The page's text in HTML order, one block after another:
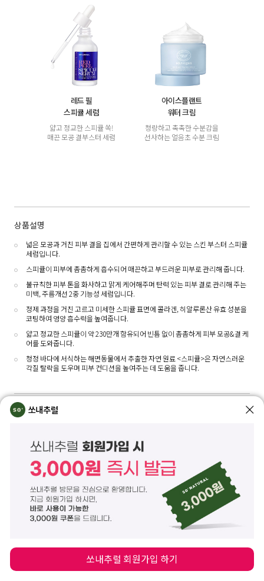
레드 필
스피큘 세럼
얇고 정교한 스피큘 쏙!
매끈 모공 결부스터 세럼
아이스플랜트
워터 크림
청량하고 촉촉한 수분감을
선사하는 얼음초 수분 크림
상품설명
넓은 모공과 거친 피부 결을 집에서 간편하게 관리할 수 있는 스킨 부스터 스피큘
세럼입니다.
스피큘이 피부에 촘촘하게 흡수되어 매끈하고 부드러운 피부로 관리해 줍니다.
불규칙한 피부 톤을 화사하고 맑게 케어해주며 탄력 있는 피부 결로 관리해 주는
미백, 주름개선 2중 기능성 세럼입니다.
정제 과정을 거친 고르고 미세한 스피큘 표면에 콜라겐, 히알루론산 유효 성분을
코팅하여 영양 흡수력을 높여줍니다.
얇고 정교한 스피큘이 약 230만개 함유되어 빈틈 없이 촘촘하게 피부 모공&결 케
어를 도와줍니다.
청정 바다에 서식하는 해면동물에서 추출한 자연 원료 <스피큘>은 자연스러운
각질 탈락을 도우며 피부 컨디션을 높여주는 데 도움을 줍니다.
사용법
충분히 흡수시켜 줍니다. (스피큘 세럼 사용 후 보습 제품을 사용하여 마무리하면
더욱 좋습니다.)
전성분
정제수, 글리세린, 다이프로필렌글라이콜, 부틸렌글라이콜, 1,2-헥산다이올, 나이아
신아마이드, 글리세레스-26, 카프릴릭/카프릭트라이글리세라이드, 하이드롤라이즈
드해면(2,200ppm), 바쿠치올, 콜라겐추출물, 글루코노락톤, 카프릴로일살리실릭
아레이트, 에리스리톨, 에틸헥실팔미테이트, 하이드로제네이티드폴리데센, 글리세
릴스테아레이트, 베타인, 소듐폴리아크릴로일다이메틸타우레이트, 소듐아크릴레이
쏘내추럴
쏘내추럴 회원가입 하기